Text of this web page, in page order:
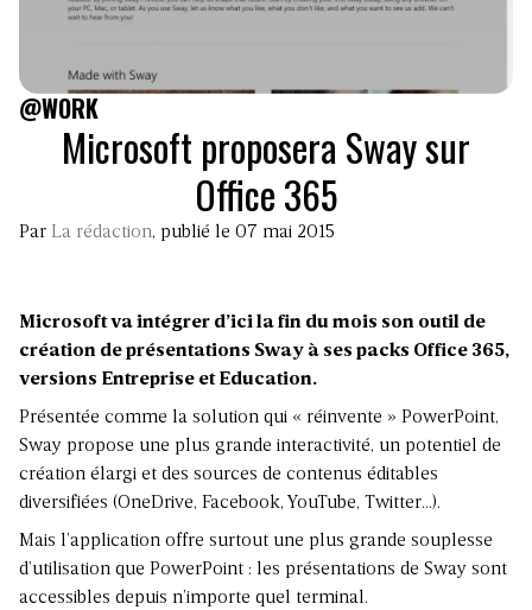
@WORK
Microsoft proposera Sway sur
Office 365
Par La rédaction, publié le 07 mai 2015
Microsoft va intégrer d’ici la fin du mois son outil de
création de présentations Sway à ses packs Office 365,
versions Entreprise et Education.
Présentée comme la solution qui « réinvente » PowerPoint,
Sway propose une plus grande interactivité, un potentiel de
création élargi et des sources de contenus éditables
diversifiées (OneDrive, Facebook, YouTube, Twitter…).
Mais l’application offre surtout une plus grande souplesse
d’utilisation que PowerPoint : les présentations de Sway sont
accessibles depuis n’importe quel terminal.